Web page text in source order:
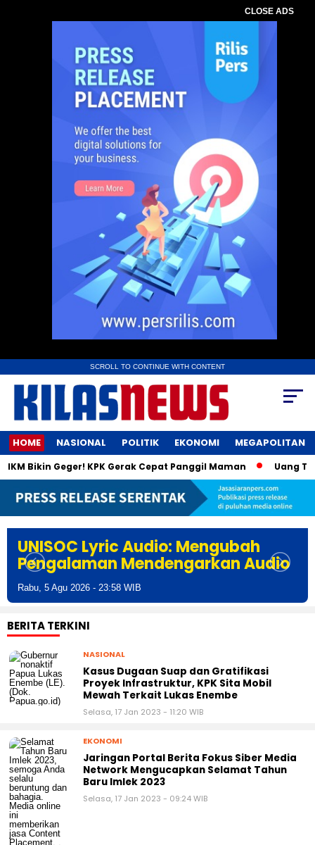
CLOSE ADS
SCROLL TO CONTINUE WITH CONTENT
HOME NASIONAL POLITIK EKONOMI MEGAPOLITAN
Geger! KPK Gerak Cepat Panggil Maman Uang Tunai
UNISOC Lyric Audio: Mengubah
Pengalaman Mendengarkan Audio
Rabu, 5 Agu 2026 - 23:58 WIB
BERITA TERKINI
NASIONAL
Kasus Dugaan Suap dan Gratifikasi
Proyek Infrastruktur, KPK Sita Mobil
Mewah Terkait Lukas Enembe
Selasa, 17 Jan 2023 - 11:20 WIB
EKONOMI
Jaringan Portal Berita Fokus Siber Media
Network Mengucapkan Selamat Tahun
Baru Imlek 2023
Selasa, 17 Jan 2023 - 09:24 WIB